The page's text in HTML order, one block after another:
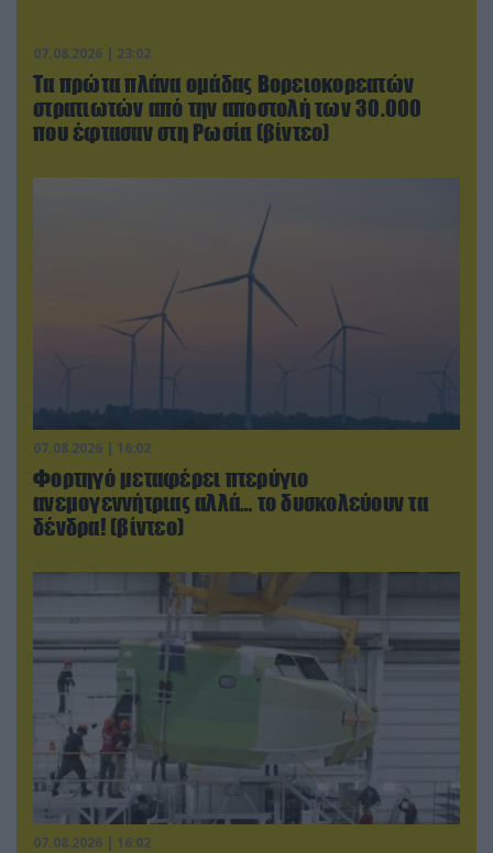
07.08.2026 | 23:02
Τα πρώτα πλάνα ομάδας Βορειοκορεατών
στρατιωτών από την αποστολή των 30.000
που έφτασαν στη Ρωσία (βίντεο)
07.08.2026 | 16:02
Φορτηγό μεταφέρει πτερύγιο
ανεμογεννήτριας αλλά… το δυσκολεύουν τα
δένδρα! (βίντεο)
07.08.2026 | 16:02